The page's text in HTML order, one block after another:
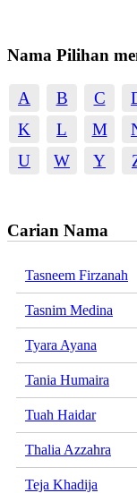
Nama Pilihan
A B C
K
L M
U
W Y
Carian Nama
Tasneem Firzanah
Tasnim Medina
Tyara Ayana
Tania Humaira
Tuah Haidar
Thalia Azzahra
Teja Khadija